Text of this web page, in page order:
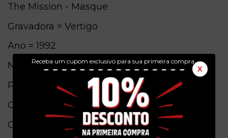
Receba um cupom exclusivo para sua primeira compra.
X
The Mission - Masque
Gravadora = Vertigo
Ano = 1992
Numero de Catalogo = 512 121-1
Pais de origem = Brasil
Conservação = Ex(Capa) / Ex(Vinil)
Obs. = Com encarte